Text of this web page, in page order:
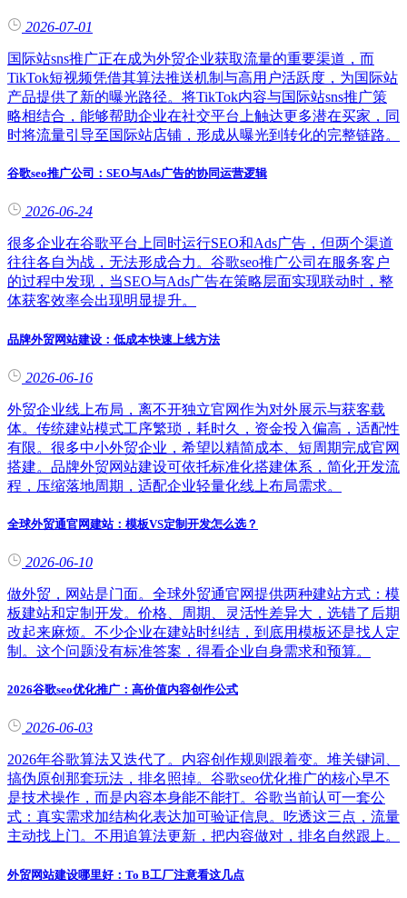
2026-07-01
国际站sns推广正在成为外贸企业获取流量的重要渠道，而
TikTok短视频凭借其算法推送机制与高用户活跃度，为国际站
产品提供了新的曝光路径。将TikTok内容与国际站sns推广策
略相结合，能够帮助企业在社交平台上触达更多潜在买家，同
时将流量引导至国际站店铺，形成从曝光到转化的完整链路。
谷歌seo推广公司：SEO与Ads广告的协同运营逻辑
2026-06-24
很多企业在谷歌平台上同时运行SEO和Ads广告，但两个渠道
往往各自为战，无法形成合力。谷歌seo推广公司在服务客户
的过程中发现，当SEO与Ads广告在策略层面实现联动时，整
体获客效率会出现明显提升。
品牌外贸网站建设：低成本快速上线方法
2026-06-16
外贸企业线上布局，离不开独立官网作为对外展示与获客载
体。传统建站模式工序繁琐，耗时久，资金投入偏高，适配性
有限。很多中小外贸企业，希望以精简成本、短周期完成官网
搭建。品牌外贸网站建设可依托标准化搭建体系，简化开发流
程，压缩落地周期，适配企业轻量化线上布局需求。
全球外贸通官网建站：模板VS定制开发怎么选？
2026-06-10
做外贸，网站是门面。全球外贸通官网提供两种建站方式：模
板建站和定制开发。价格、周期、灵活性差异大，选错了后期
改起来麻烦。不少企业在建站时纠结，到底用模板还是找人定
制。这个问题没有标准答案，得看企业自身需求和预算。
2026谷歌seo优化推广：高价值内容创作公式
2026-06-03
2026年谷歌算法又迭代了。内容创作规则跟着变。堆关键词、
搞伪原创那套玩法，排名照掉。谷歌seo优化推广的核心早不
是技术操作，而是内容本身能不能打。谷歌当前认可一套公
式：真实需求加结构化表达加可验证信息。吃透这三点，流量
主动找上门。不用追算法更新，把内容做对，排名自然跟上。
外贸网站建设哪里好：To B工厂注意看这几点